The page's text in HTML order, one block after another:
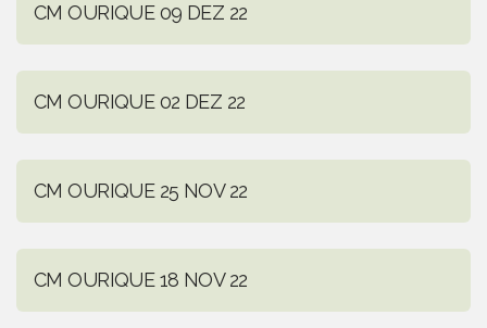
CM OURIQUE 09 DEZ 22
CM OURIQUE 02 DEZ 22
CM OURIQUE 25 NOV 22
CM OURIQUE 18 NOV 22